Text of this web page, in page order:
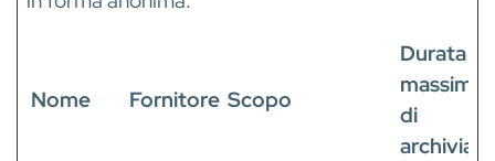
Nome Fornitore Scopo
Durata
massima
di